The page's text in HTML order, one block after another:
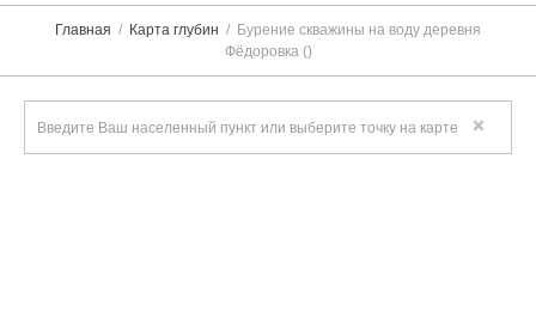
Главная Карта глубин
Бурение скважины на воду деревня
Фёдоровка ()